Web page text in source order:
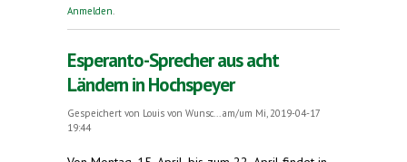
Anmelden
Esperanto-Sprecher aus acht
Ländern in Hochspeyer
Gespeichert von Louis von Wunsc...
am/um Mi, 2019-04-17
19:44